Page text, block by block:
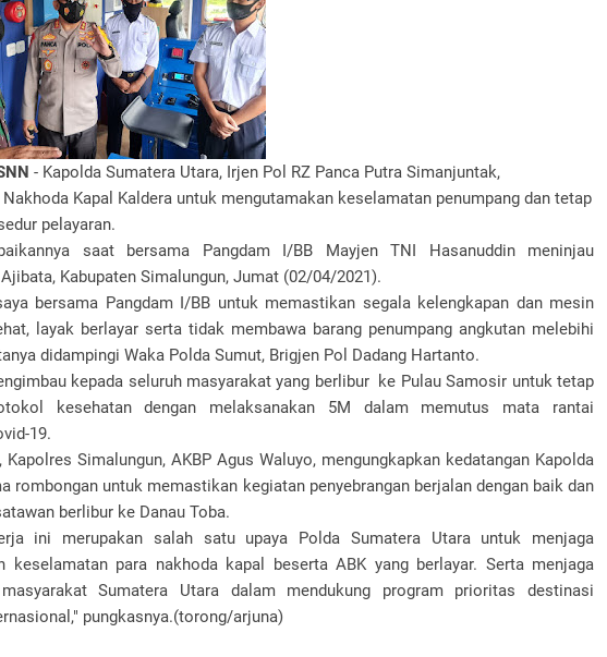
- Kapolda Sumatera Utara, Irjen Pol RZ Panca Putra Simanjuntak,
Kapal Kaldera untuk mengutamakan keselamatan penumpang dan tetap
pelayaran.
saat bersama Pangdam I/BB Mayjen TNI Hasanuddin meninjau
Kabupaten Simalungun, Jumat (02/04/2021).
bersama Pangdam I/BB untuk memastikan segala kelengkapan dan mesin
layak berlayar serta tidak membawa barang penumpang angkutan melebihi
didampingi Waka Polda Sumut, Brigjen Pol Dadang Hartanto.
kepada seluruh masyarakat yang berlibur ke Pulau Samosir untuk tetap
kesehatan dengan melaksanakan 5M dalam memutus mata rantai
19.
Kapolres Simalungun, AKBP Agus Waluyo, mengungkapkan kedatangan Kapolda
rombongan untuk memastikan kegiatan penyebrangan berjalan dengan baik dan
berlibur ke Danau Toba.
ini merupakan salah satu upaya Polda Sumatera Utara untuk menjaga
keselamatan para nakhoda kapal beserta ABK yang berlayar. Serta menjaga
Sumatera Utara dalam mendukung program prioritas destinasi
pungkasnya.(torong/arjuna)